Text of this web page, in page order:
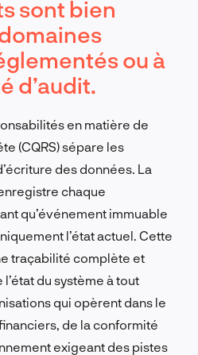
sont bien
ou à
d’audit.
en matière de
(CQRS) sépare les
des données. La
chaque
qu’événement immuable
l’état actuel. Cette
traçabilité complète et
du système à tout
qui opèrent dans le
de la conformité
exigeant des pistes